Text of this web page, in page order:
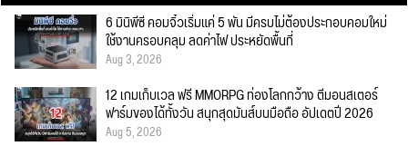
6 มินิพีซี คอมจิ๋วเริ่มแค่ 5 พัน มีครบไม่ต้องประกอบคอมใหม่
ใช้งานครอบคลุม ลดค่าไฟ ประหยัดพื้นที่
Aug 3, 2026
12 เกมเก็บเวล ฟรี MMORPG ท่องโลกกว้าง ตีมอนสเตอร์
ฟาร์มของได้ทั้งวัน สนุกสุดมันส์บนมือถือ อัปเดตปี 2026
Aug 5, 2026